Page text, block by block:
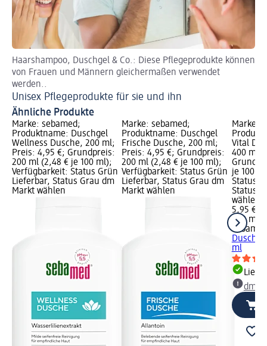
Haarshampoo, Duschgel & Co.: Diese Pflegeprodukte können
von Frauen und Männern gleichermaßen verwendet
werden..
Unisex Pflegeprodukte für sie und ihn
Ähnliche Produkte
Marke: sebamed;
Produktname: Duschgel
Wellness Dusche, 200 ml;
Preis: 4,95 €; Grundpreis:
200 ml (2,48 € je 100 ml);
Verfügbarkeit: Status Grün
Lieferbar, Status Grau dm
Markt wählen
Marke: sebamed;
Produktname: Duschgel
Frische Dusche, 200 ml;
Preis: 4,95 €; Grundpreis:
200 ml (2,48 € je 100 ml);
Verfügbarkeit: Status Grün
Lieferbar, Status Grau dm
Markt wählen
Marke:
Vital
400 ml;
je 100
Status
Status
wählen
5,95 €
400 ml
sebamed
Dusch-
ml
dm